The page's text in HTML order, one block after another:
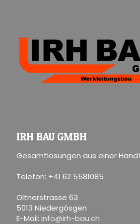
IRH BAU GMBH
Gesamtlösungen aus einer Hand!
Telefon: +41 62 5581085
Oltnerstrasse 63
5013 Niedergösgen
E-Mail: info@irh-bau.ch